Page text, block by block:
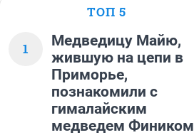
ТОП 5
1
Медведицу Майю,
жившую на цепи в
Приморье,
познакомили с
гималайским
медведем Фиником